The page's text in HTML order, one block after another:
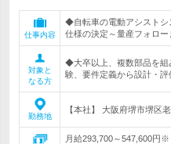
仕事内容
◆自転車の電動アシストシ
仕様の決定～量産フォロ
対象と
なる方
◆大卒以上、複数部品を組
験、要件定義から設計・
勤務地
【本社】 大阪府堺市堺区
月給293,700～547,600円